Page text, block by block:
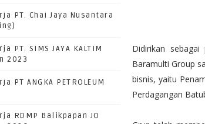
PT. Chai Jaya Nusantara
PT. SIMS JAYA KALTIM
2023
PT ANGKA PETROLEUM
RDMP Balikpapan JO
Didirikan
Baramulti Group
bisnis, yaitu
Perdagangan